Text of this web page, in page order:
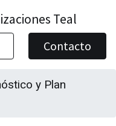
Teal
Contacto
y Plan